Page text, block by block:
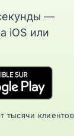
—
iOS или
тысячи клиентов